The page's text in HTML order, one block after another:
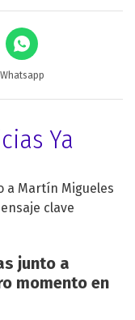
Whatsapp
Ya
junto a
momento en